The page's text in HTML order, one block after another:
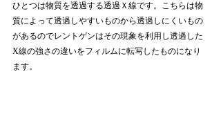
ひとつは物質を透過する透過Ｘ線です。こちらは物
質によって透過しやすいものから透過しにくいもの
があるのでレントゲンはその現象を利用し透過した
X線の強さの違いをフィルムに転写したものになり
ます。